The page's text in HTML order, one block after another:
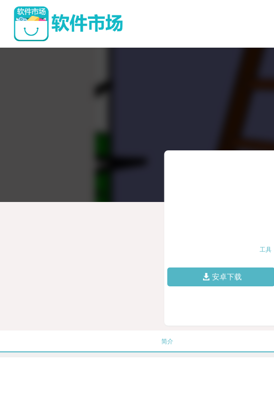
工具
安卓下载
简介